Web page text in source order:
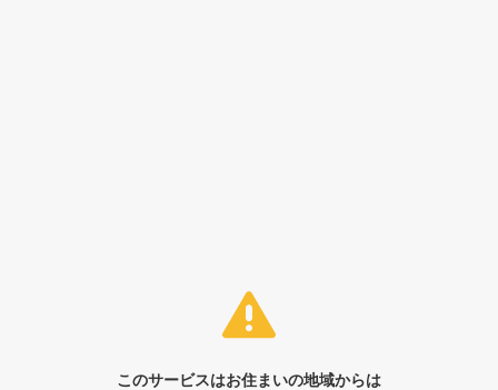
このサービスはお住まいの地域からは